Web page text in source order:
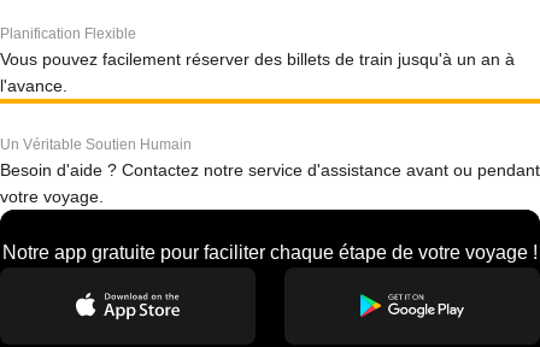
Planification Flexible
Vous pouvez facilement réserver des billets de train jusqu'à un an à
l'avance.
Un Véritable Soutien Humain
Besoin d'aide ? Contactez notre service d'assistance avant ou pendant
votre voyage.
Notre app gratuite pour faciliter chaque étape de votre voyage !